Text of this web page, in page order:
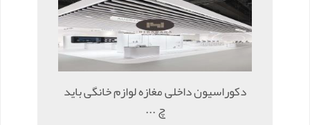
دکوراسیون داخلی مغازه لوازم خانگی باید
چ ...